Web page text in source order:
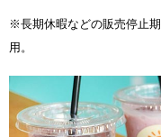
※長期休暇などの販売停止
用。